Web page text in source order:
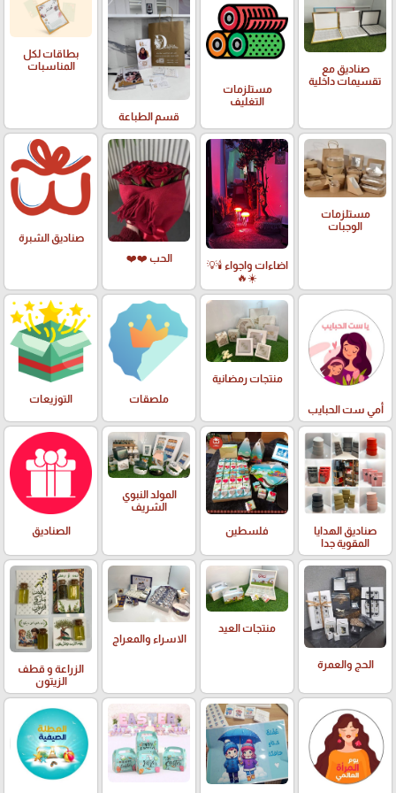
صناديق مع
تقسيمات داخلية
مستلزمات
التغليف
قسم الطباعة
بطاقات لكل
المناسبات
مستلزمات
الوجبات
اضاءات واجواء 🕯️💡
☀️🔥
الحب ❤️❤️
صناديق الشبرة
أمي ست الحبايب
منتجات رمضانية
ملصقات
التوزيعات
صناديق الهدايا
المقوية جدا
فلسطين
المولد النبوي
الشريف
الصناديق
الحج والعمرة
منتجات العيد
الاسراء والمعراج
الزراعة و قطف
الزيتون